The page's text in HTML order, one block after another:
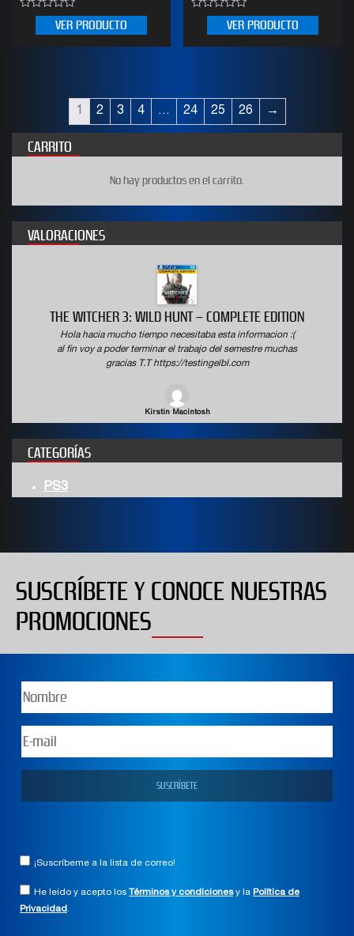
VER PRODUCTO
5
VER PRODUCTO
1 2 3 4 … 24 25 26 →
CARRITO
No hay productos en el carrito.
VALORACIONES
THE WITCHER 3: WILD HUNT – COMPLETE EDITION
Hola hacia mucho tiempo necesitaba esta informacion :(
al fin voy a poder terminar el trabajo del semestre muchas
gracias T.T https://testingelbl.com
Kirstin Macintosh
CATEGORÍAS
PS3
SUSCRÍBETE Y CONOCE NUESTRAS
PROMOCIONES
¡Suscríbeme a la lista de correo!
He leído y acepto los Términos y condicionesy la Política de
Privacidad.